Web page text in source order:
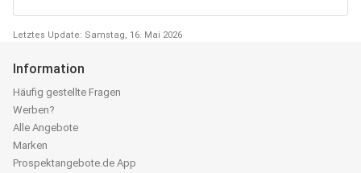
Letztes Update: Samstag, 16. Mai 2026
Information
Häufig gestellte Fragen
Werben?
Alle Angebote
Marken
Prospektangebote.de App